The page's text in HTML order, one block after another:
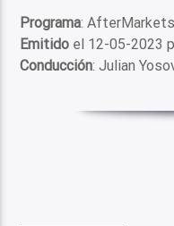
Programa: AfterMarkets
Emitido el 12-05-2023
Conducción: Julian